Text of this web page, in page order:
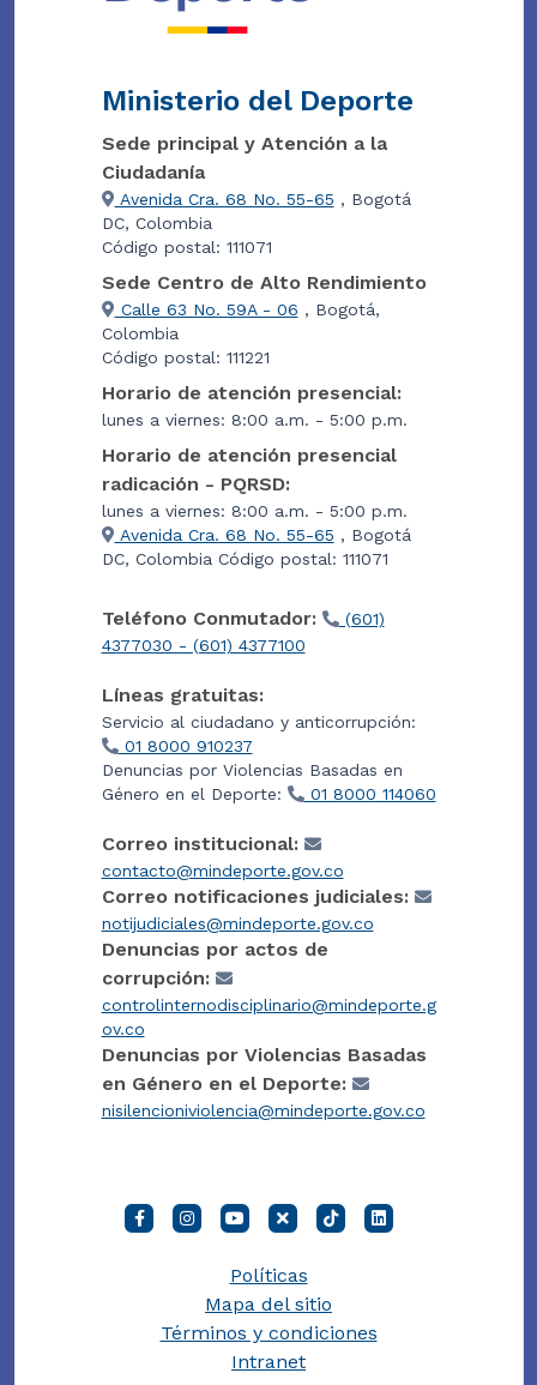
Ministerio del Deporte
Sede principal y Atención a la
Ciudadanía
Avenida Cra. 68 No. 55-65 , Bogotá
DC, Colombia
Código postal: 111071
Sede Centro de Alto Rendimiento
Calle 63 No. 59A - 06 , Bogotá,
Colombia
Código postal: 111221
Horario de atención presencial:
lunes a viernes: 8:00 a.m. - 5:00 p.m.
Horario de atención presencial
radicación - PQRSD:
lunes a viernes: 8:00 a.m. - 5:00 p.m.
Avenida Cra. 68 No. 55-65 , Bogotá
DC, Colombia Código postal: 111071
Teléfono Conmutador:
(601)
4377030 - (601) 4377100
Líneas gratuitas:
Servicio al ciudadano y anticorrupción:
01 8000 910237
Denuncias por Violencias Basadas en
Género en el Deporte:
01 8000 114060
Correo institucional:
contacto@mindeporte.gov.co
Correo notificaciones judiciales:
notijudiciales@mindeporte.gov.co
Denuncias por actos de
corrupción:
controlinternodisciplinario@mindeporte.g
ov.co
Denuncias por Violencias Basadas
en Género en el Deporte:
nisilencioniviolencia@mindeporte.gov.co
Políticas
Mapa del sitio
Términos y condiciones
Intranet